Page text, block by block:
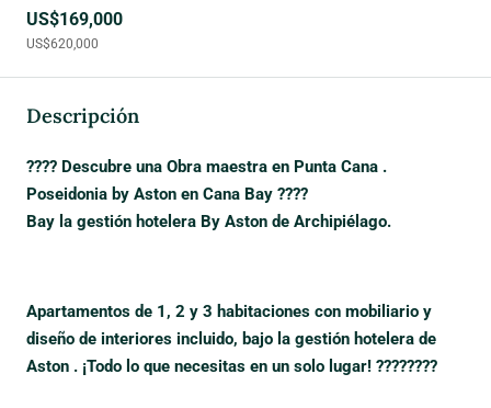
US$169,000
US$620,000
Descripción
???? Descubre una Obra maestra en Punta Cana .
Poseidonia by Aston en Cana Bay ????
Bay la gestión hotelera By Aston de Archipiélago.
Apartamentos de 1, 2 y 3 habitaciones con mobiliario y
diseño de interiores incluido, bajo la gestión hotelera de
Aston . ¡Todo lo que necesitas en un solo lugar! ????️????